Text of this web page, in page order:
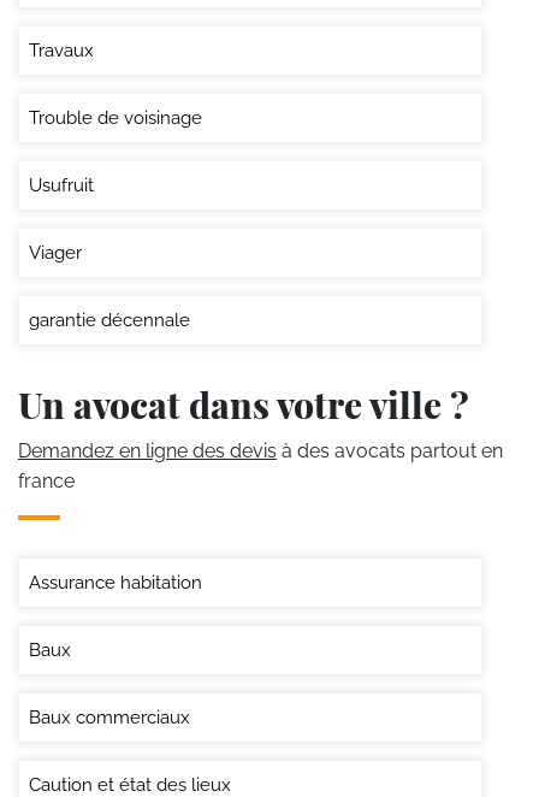
Travaux
Trouble de voisinage
Usufruit
Viager
garantie décennale
Un avocat dans votre ville ?
Demandez en ligne des devis à des avocats partout en
france
Assurance habitation
Baux
Baux commerciaux
Caution et état des lieux